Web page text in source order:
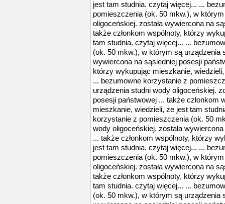
jest tam studnia. czytaj więcej... ...
pomieszczenia (ok. 50 mkw.), w
oligoceńskiej. została wywiercona na
także członkom wspólnoty, którzy
tam studnia. czytaj więcej... ...
(ok. 50 mkw.), w którym są urządzenia
wywiercona na sąsiedniej posesji
którzy wykupując mieszkanie,
... bezumowne korzystanie z
urządzenia studni wody oligoceńskiej.
posesji państwowej ... także członkom
mieszkanie, wiedzieli, że jest tam
korzystanie z pomieszczenia (ok. 50
wody oligoceńskiej. została
... także członkom wspólnoty, którzy
jest tam studnia. czytaj więcej... ...
pomieszczenia (ok. 50 mkw.), w
oligoceńskiej. została wywiercona na
także członkom wspólnoty, którzy
tam studnia. czytaj więcej... ...
(ok. 50 mkw.), w którym są urządzenia